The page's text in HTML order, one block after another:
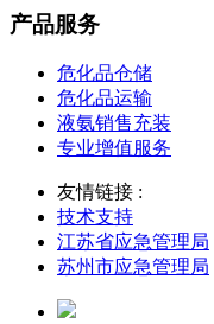
产品服务
危化品仓储
危化品运输
液氨销售充装
专业增值服务
友情链接 :
技术支持
江苏省应急管理局
苏州市应急管理局